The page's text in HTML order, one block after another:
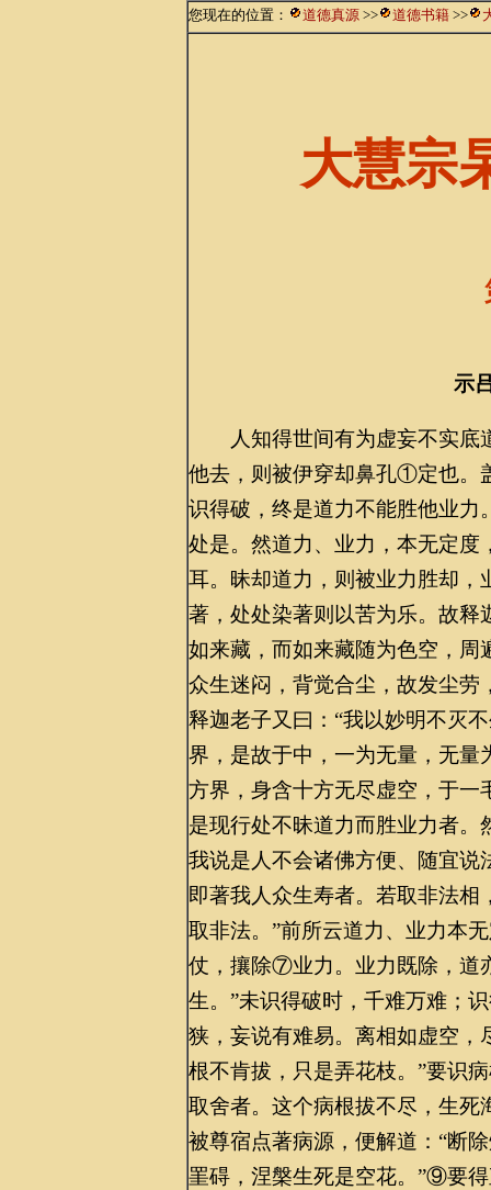
您现在的位置： 道德真源 >> 道德书籍 >>
大慧宗
示
人知得世间有为虚妄不实底
他去，则被伊穿却鼻孔①定也。
识得破，终是道力不能胜他业力
处是。然道力、业力，本无定
耳。昧却道力，则被业力胜却
著，处处染著则以苦为乐。故
如来藏，而如来藏随为色空，周
众生迷闷，背觉合尘，故发尘劳
释迦老子又曰：“我以妙明不灭
界，是故于中，一为无量，无量
方界，身含十方无尽虚空，于一
是现行处不昧道力而胜业力者
我说是人不会诸佛方便、随宜说
即著我人众生寿者。若取非法
取非法。”前所云道力、业力本
仗，攘除⑦业力。业力既除，道
生。”未识得破时，千难万难；
狭，妄说有难易。离相如虚空，
根不肯拔，只是弄花枝。”要识
取舍者。这个病根拔不尽，生死
被尊宿点著病源，便解道：“断
罣碍，涅槃生死是空花。”⑨要